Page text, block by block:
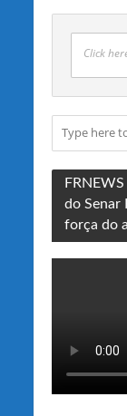
Click
do Senar
força do